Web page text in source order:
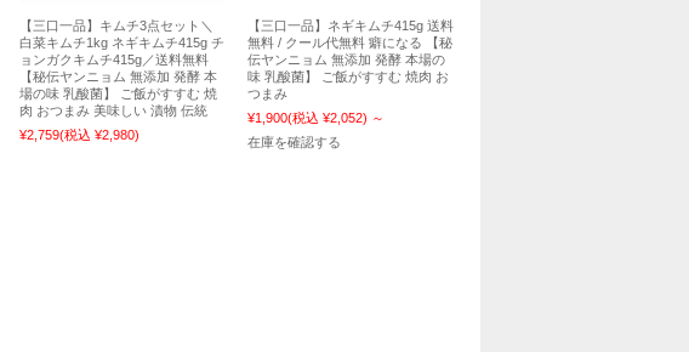
【三口一品】キムチ3点セット＼
白菜キムチ1kg ネギキムチ415g チ
ョンガクキムチ415g／送料無料
【秘伝ヤンニョム 無添加 発酵 本
場の味 乳酸菌】 ご飯がすすむ 焼
肉 おつまみ 美味しい 漬物 伝統
¥2,759(税込 ¥2,980)
【三口一品】ネギキムチ415g 送料
無料 / クール代無料 癖になる 【秘
伝ヤンニョム 無添加 発酵 本場の
味 乳酸菌】 ご飯がすすむ 焼肉 お
つまみ
¥1,900(税込 ¥2,052) ～
在庫を確認する